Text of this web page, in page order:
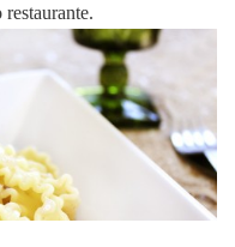
restaurante.